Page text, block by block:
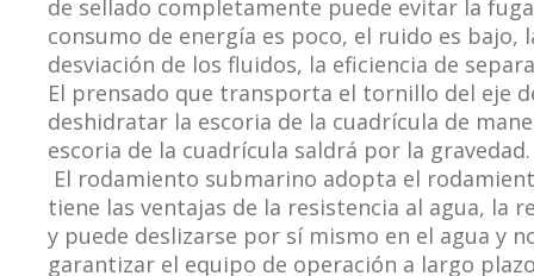
de sellado completamente puede evitar la
consumo de energía es poco, el ruido es bajo,
desviación de los fluidos, la eficiencia de
El prensado que transporta el tornillo del eje
deshidratar la escoria de la cuadrícula de
escoria de la cuadrícula saldrá por la gravedad.
El rodamiento submarino adopta el
tiene las ventajas de la resistencia al agua, la
y puede deslizarse por sí mismo en el agua y
garantizar el equipo de operación a largo